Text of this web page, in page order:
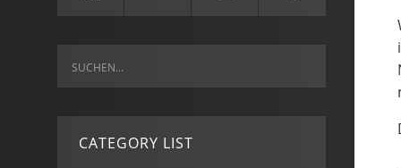
CATEGORY LIST